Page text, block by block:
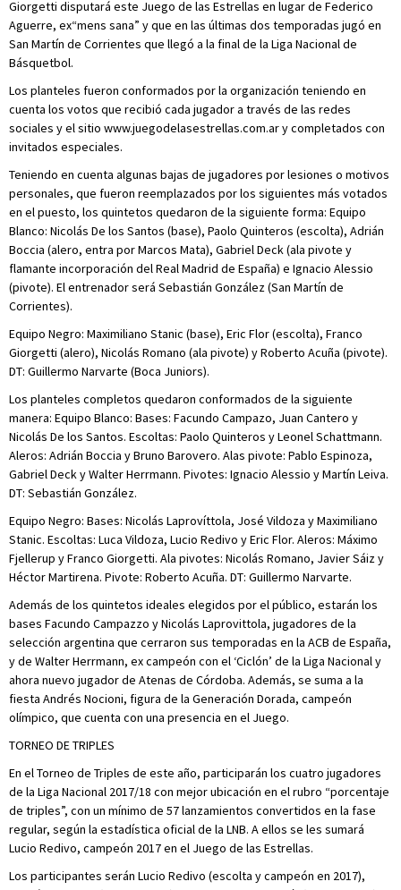
Giorgetti disputará este Juego de las Estrellas en lugar de Federico
Aguerre, ex“mens sana” y que en las últimas dos temporadas jugó en
San Martín de Corrientes que llegó a la final de la Liga Nacional de
Básquetbol.
Los planteles fueron conformados por la organización teniendo en
cuenta los votos que recibió cada jugador a través de las redes
sociales y el sitio www.juegodelasestrellas.com.ar y completados con
invitados especiales.
Teniendo en cuenta algunas bajas de jugadores por lesiones o motivos
personales, que fueron reemplazados por los siguientes más votados
en el puesto, los quintetos quedaron de la siguiente forma: Equipo
Blanco: Nicolás De los Santos (base), Paolo Quinteros (escolta), Adrián
Boccia (alero, entra por Marcos Mata), Gabriel Deck (ala pivote y
flamante incorporación del Real Madrid de España) e Ignacio Alessio
(pivote). El entrenador será Sebastián González (San Martín de
Corrientes).
Equipo Negro: Maximiliano Stanic (base), Eric Flor (escolta), Franco
Giorgetti (alero), Nicolás Romano (ala pivote) y Roberto Acuña (pivote).
DT: Guillermo Narvarte (Boca Juniors).
Los planteles completos quedaron conformados de la siguiente
manera: Equipo Blanco: Bases: Facundo Campazo, Juan Cantero y
Nicolás De los Santos. Escoltas: Paolo Quinteros y Leonel Schattmann.
Aleros: Adrián Boccia y Bruno Barovero. Alas pivote: Pablo Espinoza,
Gabriel Deck y Walter Herrmann. Pivotes: Ignacio Alessio y Martín Leiva.
DT: Sebastián González.
Equipo Negro: Bases: Nicolás Laprovíttola, José Vildoza y Maximiliano
Stanic. Escoltas: Luca Vildoza, Lucio Redivo y Eric Flor. Aleros: Máximo
Fjellerup y Franco Giorgetti. Ala pivotes: Nicolás Romano, Javier Sáiz y
Héctor Martirena. Pivote: Roberto Acuña. DT: Guillermo Narvarte.
Además de los quintetos ideales elegidos por el público, estarán los
bases Facundo Campazzo y Nicolás Laprovittola, jugadores de la
selección argentina que cerraron sus temporadas en la ACB de España,
y de Walter Herrmann, ex campeón con el ‘Ciclón’ de la Liga Nacional y
ahora nuevo jugador de Atenas de Córdoba. Además, se suma a la
fiesta Andrés Nocioni, figura de la Generación Dorada, campeón
olímpico, que cuenta con una presencia en el Juego.
TORNEO DE TRIPLES
En el Torneo de Triples de este año, participarán los cuatro jugadores
de la Liga Nacional 2017/18 con mejor ubicación en el rubro “porcentaje
de triples”, con un mínimo de 57 lanzamientos convertidos en la fase
regular, según la estadística oficial de la LNB. A ellos se les sumará
Lucio Redivo, campeón 2017 en el Juego de las Estrellas.
Los participantes serán Lucio Redivo (escolta y campeón en 2017),